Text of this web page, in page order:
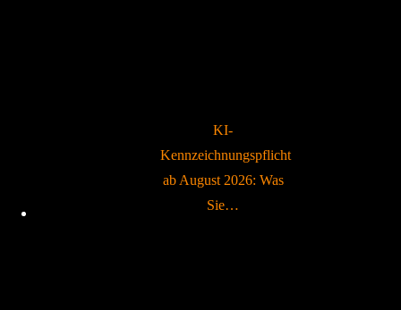
KI-
Kennzeichnungspflicht
ab August 2026: Was
Sie…